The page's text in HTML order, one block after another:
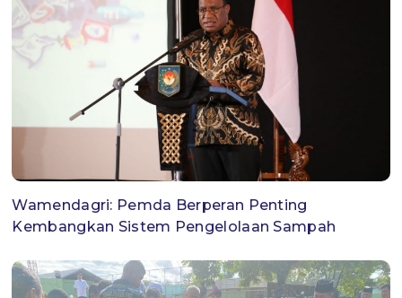
Wamendagri: Pemda Berperan Penting
Kembangkan Sistem Pengelolaan Sampah